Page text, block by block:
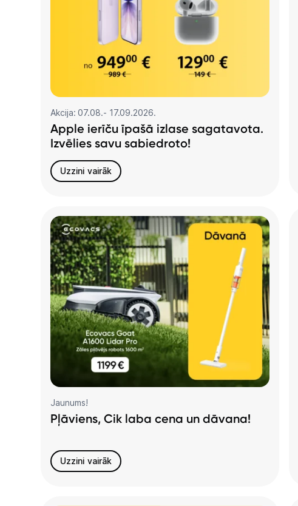
Akcija: 07.08.- 17.09.2026.
Apple ierīču īpašā izlase sagatavota.
Izvēlies savu sabiedroto!
Uzzini vairāk
Jaunums!
Pļāviens, Cik laba cena un dāvana!
Uzzini vairāk